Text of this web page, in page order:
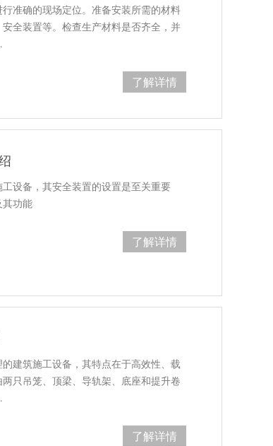
准确的现场定位。准备安装所需的材料
全装置等。检查生产材料是否齐全，并
了解详情
设备，其安全装置的设置是至关重要
其功能
了解详情
建筑施工设备，其特点在于高效性、载
只吊笼、顶梁、导轨架、底座和提升卷
了解详情